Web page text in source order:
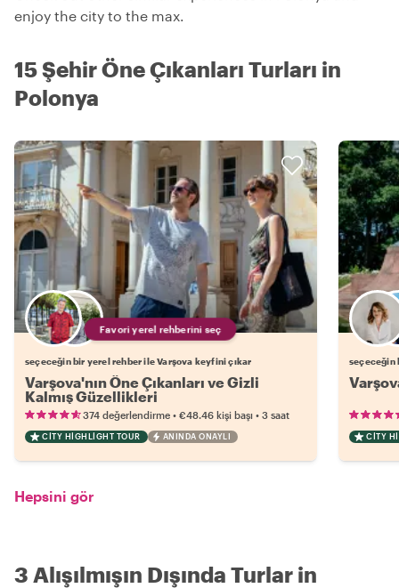
enjoy the city to the max.
15 Şehir Öne Çıkanları Turları in
Polonya
Favori yerel rehberini seç
seçeceğin bir yerel rehber ile Varşova keyfini çıkar
Varşova'nın Öne Çıkanları ve Gizli
Kalmış Güzellikleri
374 değerlendirme • €48.46 kişi başı • 3 saat
CITY HIGHLIGHT TOUR ANINDA ONAYLI
seçeceğin
CITY
Hepsini gör
3 Alışılmışın Dışında Turlar in